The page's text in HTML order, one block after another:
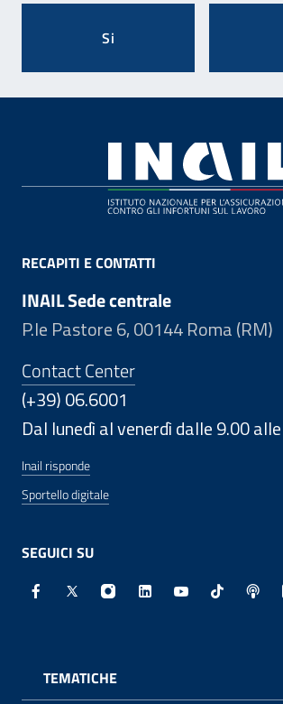
Si
RECAPITI E CONTATTI
INAIL Sede centrale
P.le Pastore 6, 00144 Roma (RM)
Contact Center
(+39) 06.6001
Dal lunedì al venerdì dalle 9.00
Inail risponde
Sportello digitale
SEGUICI SU
Facebook - Sito esterno - Apertura
X - Sito esterno - Apertura in
Instagram - Sito
Linkedin - Sito
Youtube -
TikTok -
TEMATICHE